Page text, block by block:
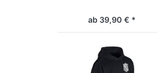
ab 39,90 € *